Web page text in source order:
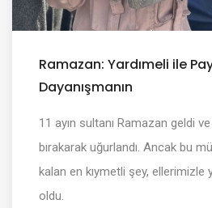
Ramazan: Yardımeli ile
Dayanışmanın
11 ayın sultanı Ramazan geldi
bırakarak uğurlandı. Ancak bu
kalan en kıymetli şey, ellerimizle
oldu.